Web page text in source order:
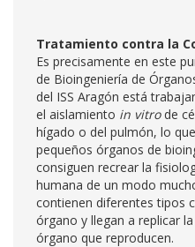
Tratamiento contra la
Es precisamente en este
de Bioingeniería de
del ISS Aragón está
el aislamiento in vitrode
hígado o del pulmón, lo
pequeños órganos de
consiguen recrear la
humana de un modo
contienen diferentes tipos
órgano y llegan a replicar
órgano que reproducen.